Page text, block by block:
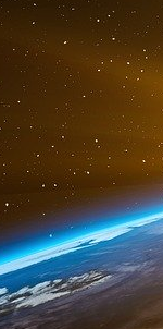
Préparant
pour
bien dans la
pour lequel
l’édifice.
pas d’air en
des
de l’affaire,
des choses !